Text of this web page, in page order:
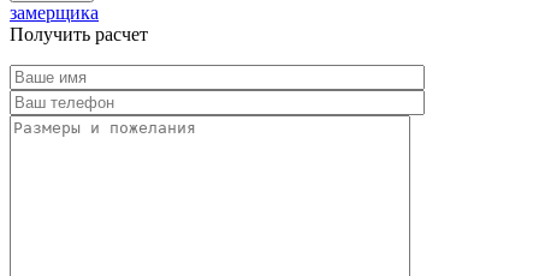
замерщика
Получить расчет